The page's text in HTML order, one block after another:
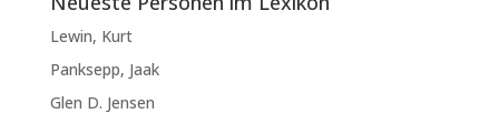
Lewin, Kurt
Panksepp, Jaak
Glen D. Jensen